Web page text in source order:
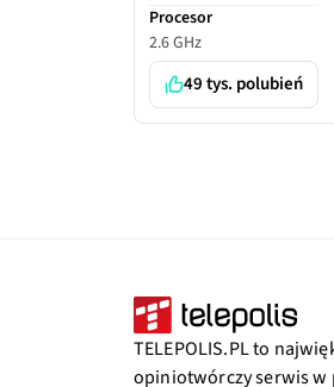
Procesor
2.6 GHz
49 tys. polubień
TELEPOLIS.PL to
opiniotwórczy serwis